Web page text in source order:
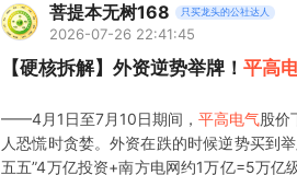
菩提本无树168 只买龙头的公社达人
2026-07-26 22:41:45
【硬核拆解】外资逆势举牌！ 平高
——4月1日至7月10日期间， 平高电气股价
人恐慌时贪婪。外资在跌的时候逆势买到
五五”4万亿投资+南方电网约1万亿=5万亿